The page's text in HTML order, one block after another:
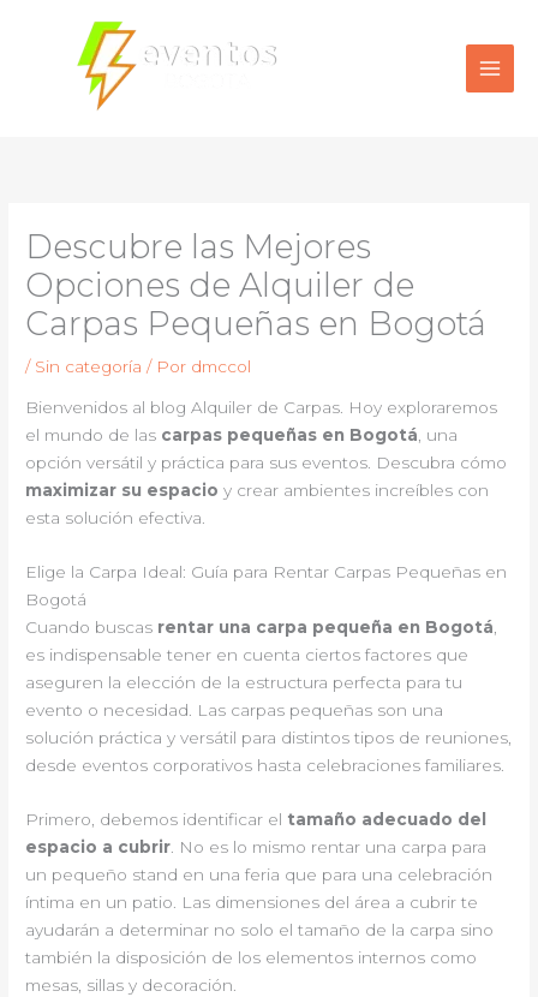
contenido
Descubre las Mejores
Opciones de Alquiler de
Carpas Pequeñas en Bogotá
/ Sin categoría / Por dmccol
Bienvenidos al blog Alquiler de Carpas. Hoy exploraremos
el mundo de las carpas pequeñas en Bogotá, una
opción versátil y práctica para sus eventos. Descubra cómo
maximizar su espacio y crear ambientes increíbles con
esta solución efectiva.
Elige la Carpa Ideal: Guía para Rentar Carpas Pequeñas en
Bogotá
Cuando buscas rentar una carpa pequeña en Bogotá
es indispensable tener en cuenta ciertos factores que
aseguren la elección de la estructura perfecta para tu
evento o necesidad. Las carpas pequeñas son una
solución práctica y versátil para distintos tipos de reuniones,
desde eventos corporativos hasta celebraciones familiares.
Primero, debemos identificar el tamaño adecuado del
espacio a cubrir . No es lo mismo rentar una carpa para
un pequeño stand en una feria que para una celebración
íntima en un patio. Las dimensiones del área a cubrir te
ayudarán a determinar no solo el tamaño de la carpa sino
también la disposición de los elementos internos como
mesas, sillas y decoración.